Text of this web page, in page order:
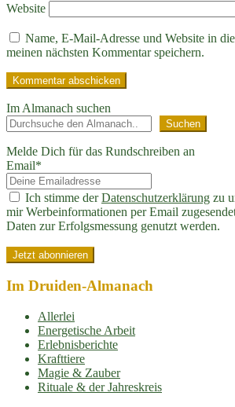
Website
Name, E-Mail-Adresse und Website in
meinen nächsten Kommentar speichern.
Im Almanach suchen
Suchen
Melde Dich für das Rundschreiben an
Email*
Ich stimme derDatenschutzerklärung zu
mir Werbeinformationen per Email
Daten zur Erfolgsmessung genutzt werden.
Im Druiden-Almanach
Allerlei
Energetische Arbeit
Erlebnisberichte
Krafttiere
Magie & Zauber
Rituale & der Jahreskreis